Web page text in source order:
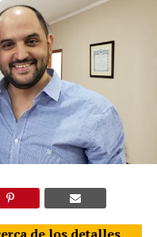
de los detalles